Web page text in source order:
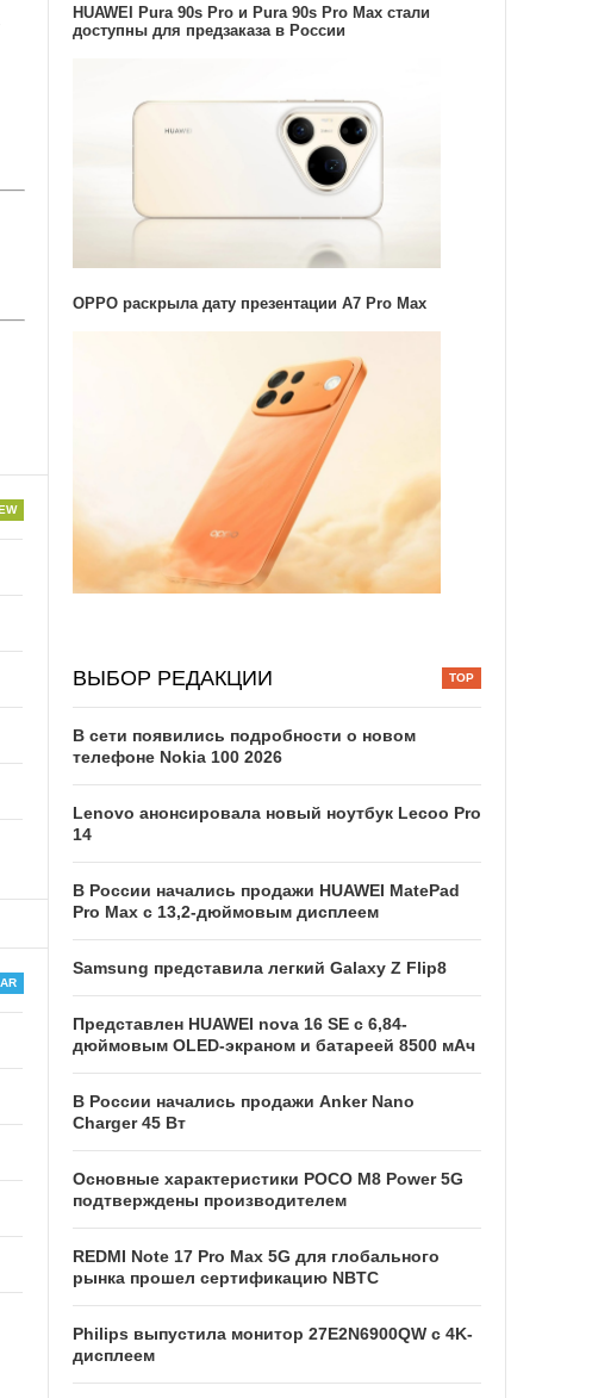
HUAWEI Pura 90s Pro и Pura 90s Pro Max стали
доступны для предзаказа в России
OPPO раскрыла дату презентации A7 Pro Max
ВЫБОР РЕДАКЦИИ
В сети появились подробности о новом
телефоне Nokia 100 2026
Lenovo анонсировала новый ноутбук Lecoo Pro
14
В России начались продажи HUAWEI MatePad
Pro Max с 13,2-дюймовым дисплеем
Samsung представила легкий Galaxy Z Flip8
Представлен HUAWEI nova 16 SE с 6,84-
дюймовым OLED-экраном и батареей 8500 мАч
В России начались продажи Anker Nano
Charger 45 Вт
Основные характеристики POCO M8 Power 5G
подтверждены производителем
REDMI Note 17 Pro Max 5G для глобального
рынка прошел сертификацию NBTC
Philips выпустила монитор 27E2N6900QW с 4K-
дисплеем